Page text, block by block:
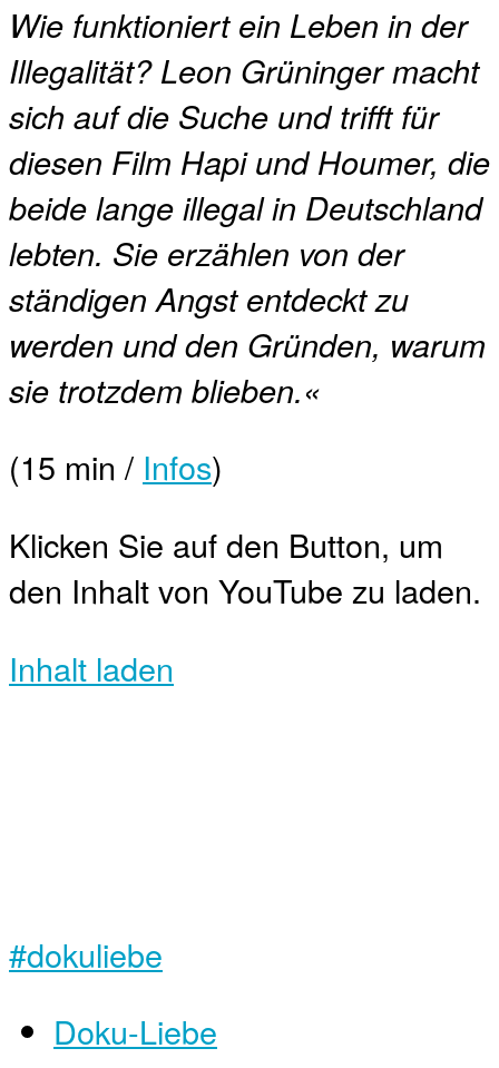
Wie funktioniert ein Leben in der
Illegalität? Leon Grüninger macht
sich auf die Suche und trifft für
diesen Film Hapi und Houmer, die
beide lange illegal in Deutschland
lebten. Sie erzählen von der
ständigen Angst entdeckt zu
werden und den Gründen, warum
sie trotzdem blieben.«
(15 min / Infos)
Klicken Sie auf den Button, um
den Inhalt von YouTube zu laden.
Inhalt laden
#dokuliebe
Doku-Liebe